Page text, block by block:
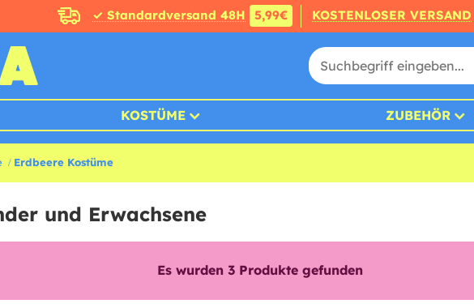
✓ Standardversand 48H 5,99€ KOSTENLOSER VERSAND
KOSTÜME ZUBEHÖR
Erdbeere Kostüme
und Erwachsene
Es wurden 3Produkte gefunden